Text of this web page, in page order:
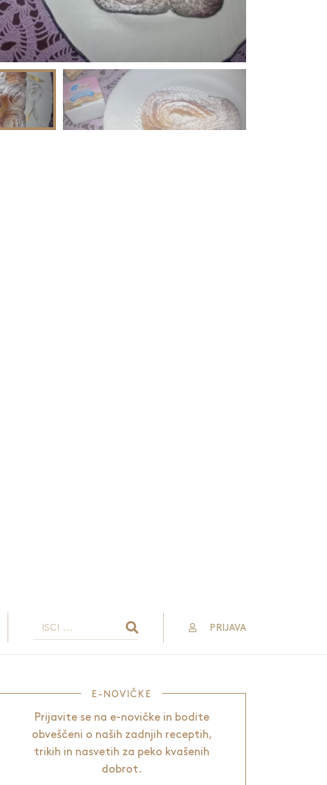
PRIJAVA
E-NOVIČKE
Prijavite se na e-novičke in bodite
obveščeni o naših zadnjih receptih,
trikih in nasvetih za peko kvašenih
dobrot.